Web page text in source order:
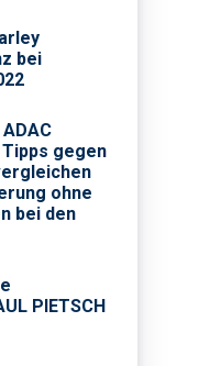
bei
gegen
ohne
bei den
PIETSCH